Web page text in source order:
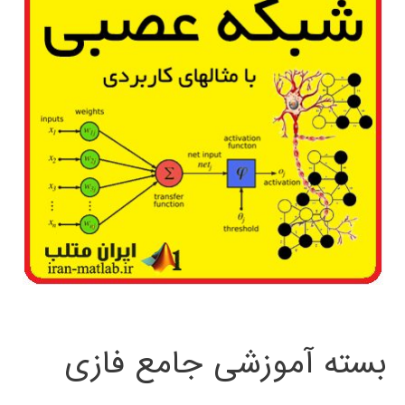
بسته آموزشی جامع فازی